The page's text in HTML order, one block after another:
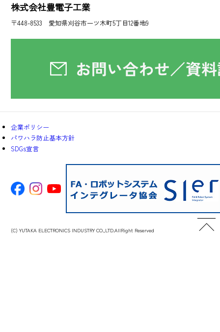
株式会社豊電子工業
〒448-8533 愛知県刈谷市一ツ木町5丁目12番地9
企業ポリシー
パワハラ防止基本方針
SDGs宣言
(C) YUTAKA ELECTRONICS INDUSTRY CO.,LTD.AllRight Reserved